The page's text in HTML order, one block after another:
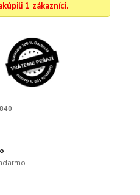
1 zákazníci.